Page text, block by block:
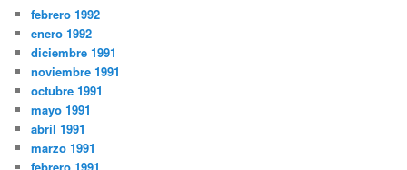
febrero 1992
enero 1992
diciembre 1991
noviembre 1991
octubre 1991
mayo 1991
abril 1991
marzo 1991